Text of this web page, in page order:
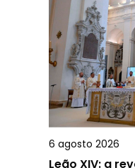
6 agosto 2026
Leão XIV: a